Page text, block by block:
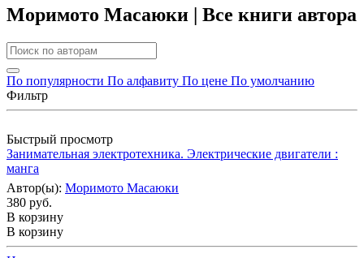
Моримото Масаюки | Все книги автора
По популярности По алфавиту По цене По умолчанию
Фильтр
Быстрый просмотр
Занимательная электротехника. Электрические двигатели :
манга
Автор(ы): Моримото Масаюки
380 руб.
В корзину
В корзину